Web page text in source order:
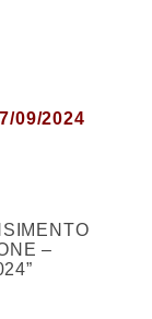
09/2024
–